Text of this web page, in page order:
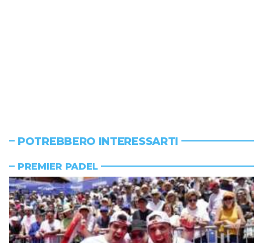
POTREBBERO INTERESSARTI
PREMIER PADEL